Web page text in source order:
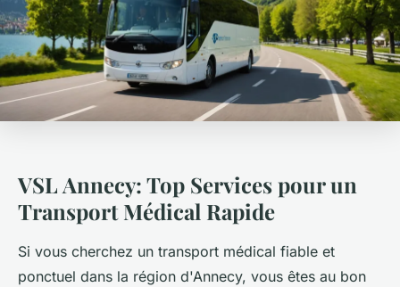
VSL Annecy: Top Services pour un
Transport Médical Rapide
Si vous cherchez un transport médical fiable et
ponctuel dans la région d'Annecy, vous êtes au bon